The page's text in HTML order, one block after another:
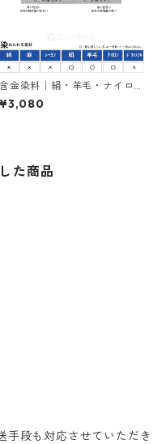
含金染料｜絹・羊毛・ナイロ
ンを染める｜100g｜アシッド
メタルレットG（赤色）
¥3,080
た商品
手段も対応させていただき